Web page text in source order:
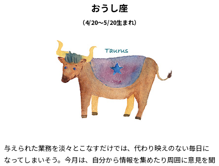
おうし座
（4/20～5/20生まれ）
与えられた業務を淡々とこなすだけでは、代わり映えのない毎日に
なってしまいそう。今月は、自分から情報を集めたり周囲に意見を聞